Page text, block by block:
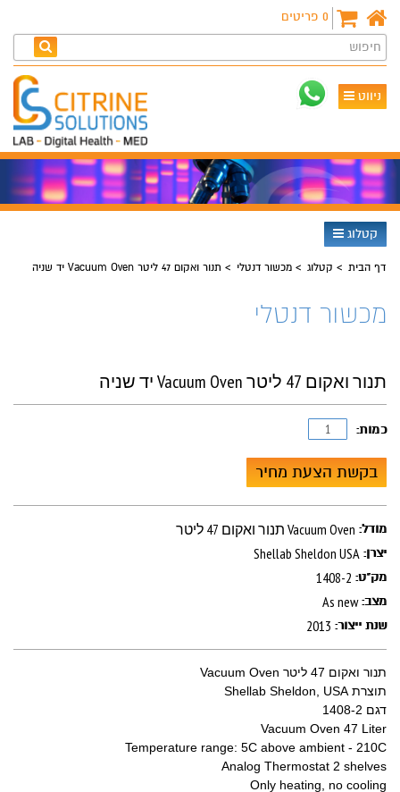
0 פריטים
חיפוש
ניווט
קטלוג
דף הבית קטלוג מכשור דנטלי תנור ואקום 47 ליטר Vacuum Oven יד שניה
מכשור דנטלי
תנור ואקום 47 ליטר Vacuum Oven יד שניה
כמות:
בקשת הצעת מחיר
מודל: תנור ואקום 47 ליטר Vacuum Oven
יצרן: Shellab Sheldon USA
מק"ט: 1408-2
מצב: As new
שנת ייצור: 2013
תנור ואקום 47 ליטר Vacuum Oven
תוצרת Shellab Sheldon, USA
דגם 1408-2
Vacuum Oven 47 Liter
Temperature range: 5C above ambient - 210C
Analog Thermostat 2 shelves
Only heating, no cooling